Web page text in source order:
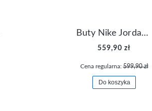
Buty Nike Jordan Flight Origin 4 921196-100
559,90 zł
Cena regularna:599,90 zł
Do koszyka